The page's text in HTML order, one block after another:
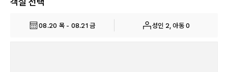
08.20 목 - 08.21 금 성인 2, 아동 0